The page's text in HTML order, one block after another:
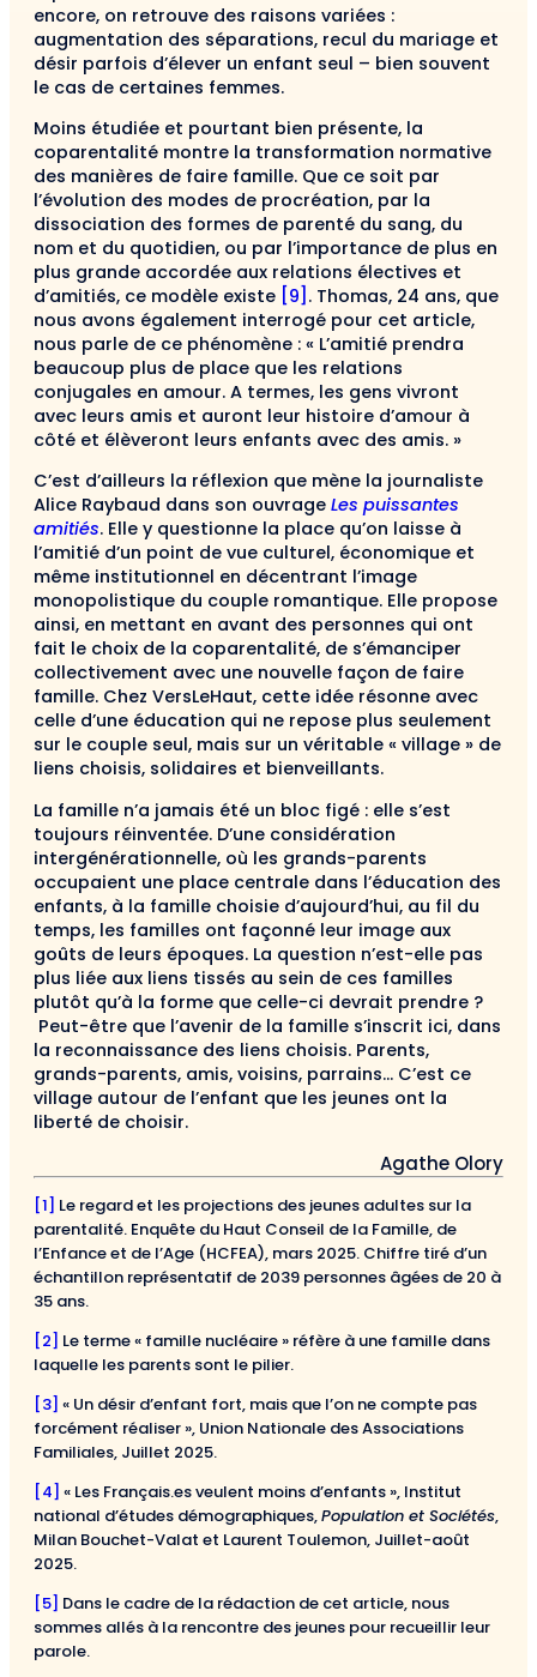
encore, on retrouve des raisons variées :
augmentation des séparations, recul du mariage et
désir parfois d’élever un enfant seul – bien souvent
le cas de certaines femmes.
Moins étudiée et pourtant bien présente, la
coparentalité montre la transformation normative
des manières de faire famille. Que ce soit par
l’évolution des modes de procréation, par la
dissociation des formes de parenté du sang, du
nom et du quotidien, ou par l’importance de plus en
plus grande accordée aux relations électives et
d’amitiés, ce modèle existe [9] . Thomas, 24 ans, que
nous avons également interrogé pour cet article,
nous parle de ce phénomène : « L’amitié prendra
beaucoup plus de place que les relations
conjugales en amour. A termes, les gens vivront
avec leurs amis et auront leur histoire d’amour à
côté et élèveront leurs enfants avec des amis. »
C’est d’ailleurs la réflexion que mène la journaliste
Alice Raybaud dans son ouvrage Les puissantes
amitiés. Elle y questionne la place qu’on laisse à
l’amitié d’un point de vue culturel, économique et
même institutionnel en décentrant l’image
monopolistique du couple romantique. Elle propose
ainsi, en mettant en avant des personnes qui ont
fait le choix de la coparentalité, de s’émanciper
collectivement avec une nouvelle façon de faire
famille. Chez VersLeHaut, cette idée résonne avec
celle d’une éducation qui ne repose plus seulement
sur le couple seul, mais sur un véritable « village » de
liens choisis, solidaires et bienveillants.
La famille n’a jamais été un bloc figé : elle s’est
toujours réinventée. D’une considération
intergénérationnelle, où les grands-parents
occupaient une place centrale dans l’éducation des
enfants, à la famille choisie d’aujourd’hui, au fil du
temps, les familles ont façonné leur image aux
goûts de leurs époques. La question n’est-elle pas
plus liée aux liens tissés au sein de ces familles
plutôt qu’à la forme que celle-ci devrait prendre ?
Peut-être que l’avenir de la famille s’inscrit ici, dans
la reconnaissance des liens choisis. Parents,
grands-parents, amis, voisins, parrains… C’est ce
village autour de l’enfant que les jeunes ont la
liberté de choisir.
Agathe Olory
[1] Le regard et les projections des jeunes adultes sur la
parentalité. Enquête du Haut Conseil de la Famille, de
l’Enfance et de l’Age (HCFEA), mars 2025. Chiffre tiré d’un
échantillon représentatif de 2039 personnes âgées de 20 à
35 ans.
[2] Le terme « famille nucléaire » réfère à une famille dans
laquelle les parents sont le pilier.
[3] « Un désir d’enfant fort, mais que l’on ne compte pas
forcément réaliser », Union Nationale des Associations
Familiales, Juillet 2025.
[4] « Les Français.es veulent moins d’enfants », Institut
national d’études démographiques,Population et Sociétés,
Milan Bouchet-Valat et Laurent Toulemon, Juillet-août
2025.
[5] Dans le cadre de la rédaction de cet article, nous
sommes allés à la rencontre des jeunes pour recueillir leur
parole.